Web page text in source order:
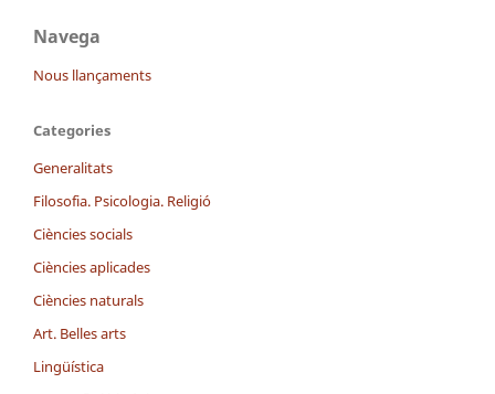
Navega
Nous llançaments
Categories
Generalitats
Filosofia. Psicologia. Religió
Ciències socials
Ciències aplicades
Ciències naturals
Art. Belles arts
Lingüística